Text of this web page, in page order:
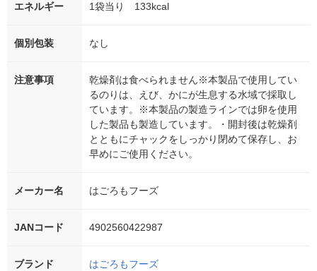
エネルギー 1袋当り 133kcal
個別包装 なし
注意事項
乾燥剤は食べられません※本製品で使用してい
るのりは、えび、かにが生息する水域で採取し
ています。※本製品の製造ラインでは卵を使用
した製品も製造しています。・開封後は乾燥剤
とともにチャックをしっかり閉めて保存し、お
早めにご使用ください。
メーカー名 はごろもフーズ
JANコード 4902560422987
ブランド はごろもフーズ